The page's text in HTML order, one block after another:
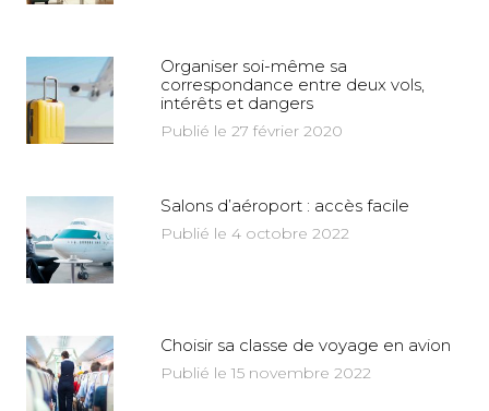
Organiser soi-même sa
correspondance entre deux vols,
intérêts et dangers
Publié le 27 février 2020
Salons d’aéroport : accès facile
Publié le 4 octobre 2022
Choisir sa classe de voyage en avion
Publié le 15 novembre 2022